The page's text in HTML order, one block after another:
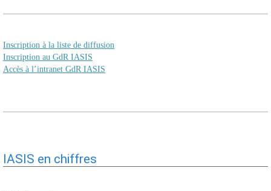
Inscription à la liste de diffusion
Inscription au GdR IASIS
Accès à l’intranet GdR IASIS
IASIS en chiffres